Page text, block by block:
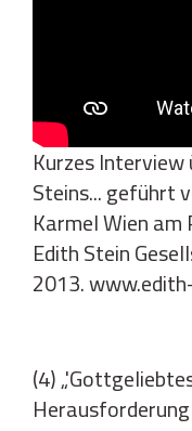
Kurzes
Steins... geführt
Karmel Wien am
Edith Stein
2013.
(4)